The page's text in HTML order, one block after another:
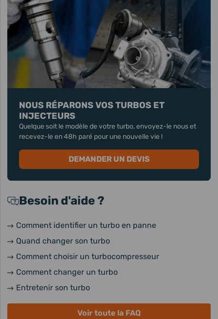
NOUS RÉPARONS VOS TURBOS ET
INJECTEURS
Quelque soit le modèle de votre turbo, envoyez-le nous et
recevez-le en 48h paré pour une nouvelle vie !
DEMANDER UN DEVIS
Besoin d'aide ?
Comment identifier un turbo en panne
Quand changer son turbo
Comment choisir un turbocompresseur
Comment changer un turbo
Entretenir son turbo
Voir toute la FAQ